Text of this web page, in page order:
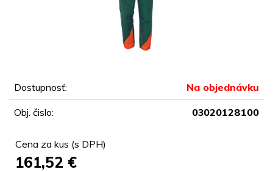
Dostupnosť: Na objednávku
Obj. čislo: 03020128100
Cena za kus (s DPH)
161,52 €